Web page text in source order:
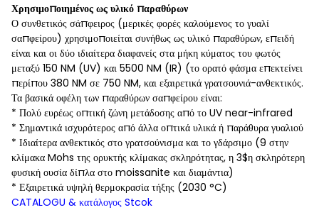
Χρησιμοποιημένος ως υλικό παραθύρων
Ο συνθετικός σάπφειρος (μερικές φορές καλούμενος το γυαλί
σαπφείρου) χρησιμοποιείται συνήθως ως υλικό παραθύρων, επειδή
είναι και οι δύο ιδιαίτερα διαφανείς στα μήκη κύματος του φωτός
μεταξύ 150 NM (UV) και 5500 NM (IR) (το ορατό φάσμα επεκτείνει
περίπου 380 NM σε 750 NM, και εξαιρετικά γρατσουνιά-ανθεκτικός.
Τα βασικά οφέλη των παραθύρων σαπφείρου είναι:
* Πολύ ευρέως οπτική ζώνη μετάδοσης από το UV near-infrared
* Σημαντικά ισχυρότερος από άλλα οπτικά υλικά ή παράθυρα γυαλιού
* Ιδιαίτερα ανθεκτικός στο γρατσούνισμα και το γδάρσιμο (9 στην
κλίμακα Mohs της ορυκτής κλίμακας σκληρότητας, η 3$η σκληρότερη
φυσική ουσία δίπλα στο moissanite και διαμάντια)
* Εξαιρετικά υψηλή θερμοκρασία τήξης (2030 °C)
CATALOGU & κατάλογος Stcok